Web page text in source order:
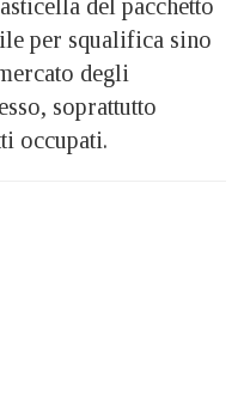
del pacchetto
per squalifica sino
degli
soprattutto
occupati.